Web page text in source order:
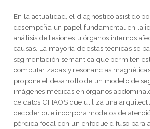
En la actualidad, el diagnóstico asistido
desempeña un papel fundamental en la
análisis de lesiones u órganos internos
causas. La mayoría de estas técnicas se
segmentación semántica que permiten
computarizadas y resonancias
propone el desarrollo de un modelo de
imágenes médicas en órganos
de datos CHAOS que utiliza una
decoder que incorpora modelos de
pérdida focal con un enfoque difuso para